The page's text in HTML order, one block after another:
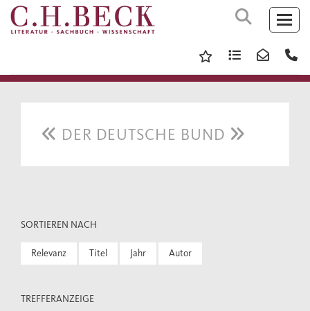
DER DEUTSCHE BUND
SORTIEREN NACH
Relevanz Titel Jahr Autor
TREFFERANZEIGE